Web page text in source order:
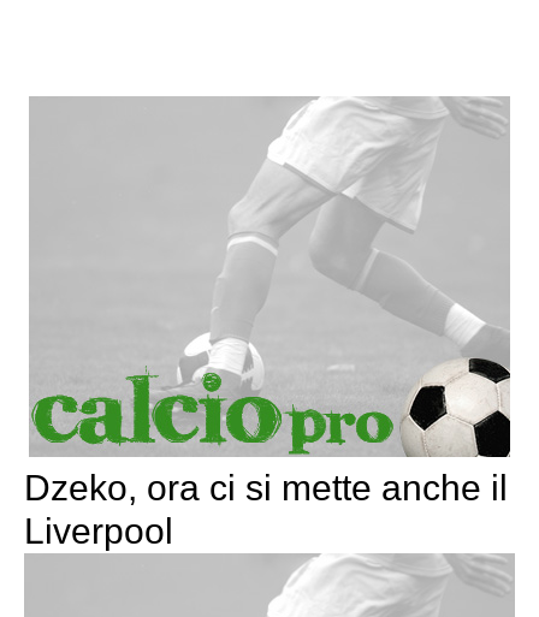
Dzeko, ora ci si mette anche il
Liverpool